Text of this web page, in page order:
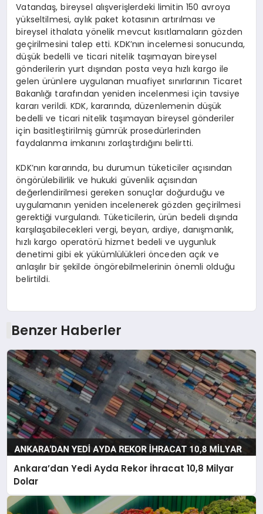
Vatandaş, bireysel alışverişlerdeki limitin 150 avroya
yükseltilmesi, aylık paket kotasının artırılması ve
bireysel ithalata yönelik mevcut kısıtlamaların gözden
geçirilmesini talep etti. KDK’nın incelemesi sonucunda,
düşük bedelli ve ticari nitelik taşımayan bireysel
gönderilerin yurt dışından posta veya hızlı kargo ile
gelen ürünlere uygulanan muafiyet sınırlarının Ticaret
Bakanlığı tarafından yeniden incelenmesi için tavsiye
kararı verildi. KDK, kararında, düzenlemenin düşük
bedelli ve ticari nitelik taşımayan bireysel gönderiler
için basitleştirilmiş gümrük prosedürlerinden
faydalanma imkanını zorlaştırdığını belirtti.
KDK’nın kararında, bu durumun tüketiciler açısından
öngörülebilirlik ve hukuki güvenlik açısından
değerlendirilmesi gereken sonuçlar doğurduğu ve
uygulamanın yeniden incelenerek gözden geçirilmesi
gerektiği vurgulandı. Tüketicilerin, ürün bedeli dışında
karşılaşabilecekleri vergi, beyan, ardiye, danışmanlık,
hızlı kargo operatörü hizmet bedeli ve uygunluk
denetimi gibi ek yükümlülükleri önceden açık ve
anlaşılır bir şekilde öngörebilmelerinin önemli olduğu
belirtildi.
Benzer Haberler
Ankara’dan Yedi Ayda Rekor İhracat 10,8 Milyar
Dolar